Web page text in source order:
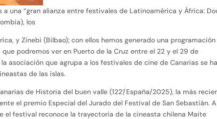
una “gran alianza entre festivales de Latinoamérica y África:
los
y Zinebi (Bilbao); con ellos hemos generado una
podremos ver en Puerto de la Cruz entre el 22 y el 29 de
asociación que agrupa a los festivales de cine de Canarias se ha
de las islas.
de Historia del buen valle (122’/España/2025), la más
el premio Especial del Jurado del Festival de San Sebastián.
el festival reconoce la trayectoria de la cineasta chilena Maite